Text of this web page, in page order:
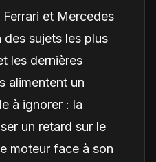
et Mercedes
des sujets les plus
les dernières
alimentent un
à ignorer : la
un retard sur le
moteur face à son